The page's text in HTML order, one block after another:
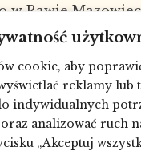
cookie, aby
reklamy lub
indywidualnych
analizować ruch
„Akceptuj
w Rawie
się ze
poprzez
dowóz